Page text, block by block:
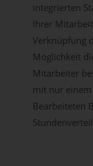
integrierten
Ihrer
Verknüpfung
Möglichkeit
Mitarbeiter
mit nur einem
Bearbeiteten